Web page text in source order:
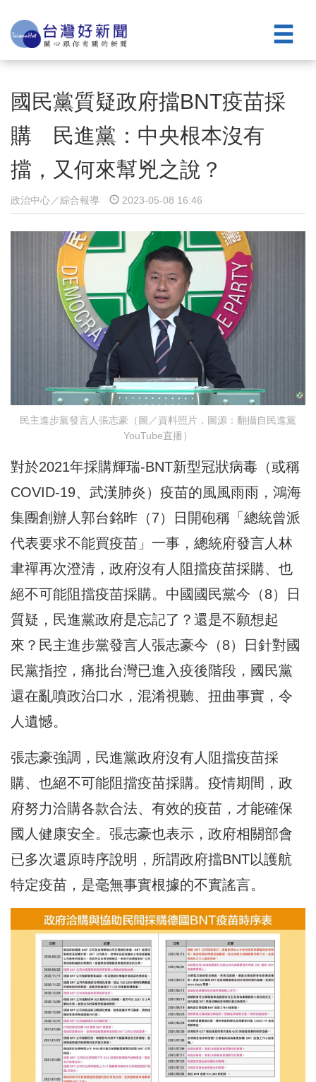
國民黨質疑政府擋BNT疫苗採
購 民進黨：中央根本沒有
擋，又何來幫兇之說？
政治中心／綜合報導 2023-05-08 16:46
民主進步黨發言人張志豪（圖／資料照片，圖源：翻攝自民進黨
YouTube直播）
對於2021年採購輝瑞-BNT新型冠狀病毒（或稱
COVID-19、武漢肺炎）疫苗的風風雨雨，鴻海
集團創辦人郭台銘昨（7）日開砲稱「總統曾派
代表要求不能買疫苗」一事，總統府發言人林
聿禪再次澄清，政府沒有人阻擋疫苗採購、也
絕不可能阻擋疫苗採購。中國國民黨今（8）日
質疑，民進黨政府是忘記了？還是不願想起
來？民主進步黨發言人張志豪今（8）日針對國
民黨指控，痛批台灣已進入疫後階段，國民黨
還在亂噴政治口水，混淆視聽、扭曲事實，令
人遺憾。
張志豪強調，民進黨政府沒有人阻擋疫苗採
購、也絕不可能阻擋疫苗採購。疫情期間，政
府努力洽購各款合法、有效的疫苗，才能確保
國人健康安全。張志豪也表示，政府相關部會
已多次還原時序說明，所謂政府擋BNT以護航
特定疫苗，是毫無事實根據的不實謠言。